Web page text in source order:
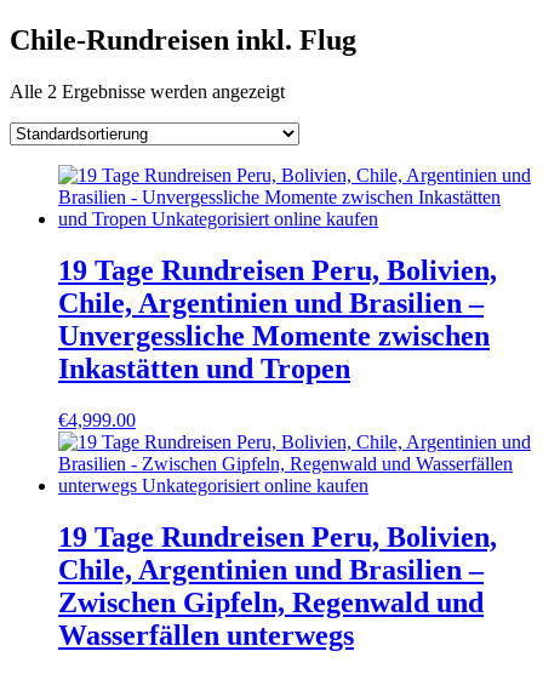
Chile-Rundreisen inkl. Flug
Alle 2 Ergebnisse werden angezeigt
19 Tage Rundreisen Peru, Bolivien,
Chile, Argentinien und Brasilien –
Unvergessliche Momente zwischen
Inkastätten und Tropen
€4,999.00
19 Tage Rundreisen Peru, Bolivien,
Chile, Argentinien und Brasilien –
Zwischen Gipfeln, Regenwald und
Wasserfällen unterwegs